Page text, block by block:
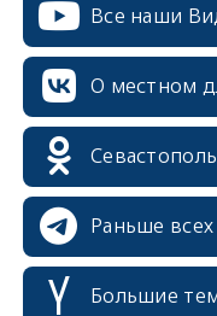
Все наши
О местном
Раньше
Большие